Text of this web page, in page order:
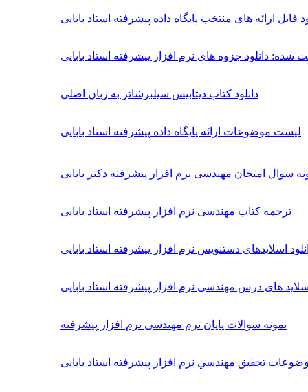
ارائه های منتخب پایگاه داده پیشرفته استاد بابایی
دانلود جزوه های نرم افزار پیشرفته استاد بابایی
دانلود کتاب دیتابیس سیلبرشاتز به زبان اصلی
لیست موضوعات ارائه پایگاه داده پیشرفته استاد بابایی
سوال امتحان مهندسی نرم افزار پیشرفته دکتر بابایی
ترجمه کتاب مهندسی نرم افزار پیشرفته استاد بابایی
اسلایدهای دستنویس نرم افزار پیشرفته استاد بابایی
های درس مهندسی نرم افزار پیشرفته استاد بابایی
نمونه سوالات پایان ترم مهندسی نرم افزار پیشرفته
تحقیق مهندسي نرم افزار پيشرفته استاد بابایی